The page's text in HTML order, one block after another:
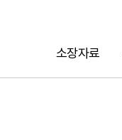
소장자료